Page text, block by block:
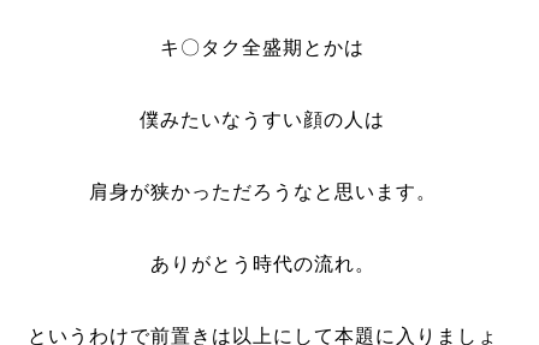
キ〇タク全盛期とかは
僕みたいなうすい顔の人は
肩身が狭かっただろうなと思います。
ありがとう時代の流れ。
というわけで前置きは以上にして本題に入りましょ